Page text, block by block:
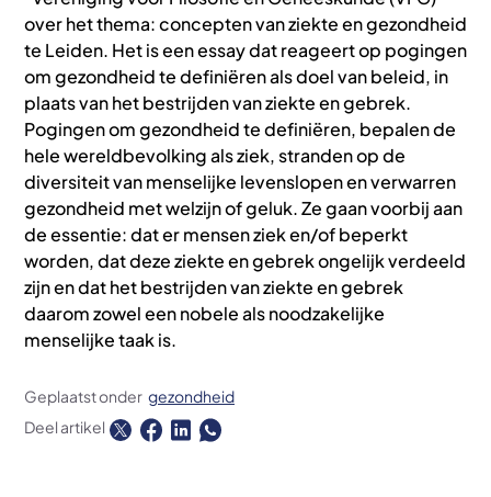
over het thema: concepten van ziekte en gezondheid
te Leiden. Het is een essay dat reageert op pogingen
om gezondheid te definiëren als doel van beleid, in
plaats van het bestrijden van ziekte en gebrek.
Pogingen om gezondheid te definiëren, bepalen de
hele wereldbevolking als ziek, stranden op de
diversiteit van menselijke levenslopen en verwarren
gezondheid met welzijn of geluk. Ze gaan voorbij aan
de essentie: dat er mensen ziek en/of beperkt
worden, dat deze ziekte en gebrek ongelijk verdeeld
zijn en dat het bestrijden van ziekte en gebrek
daarom zowel een nobele als noodzakelijke
menselijke taak is.
Geplaatst onder gezondheid
Deel artikel